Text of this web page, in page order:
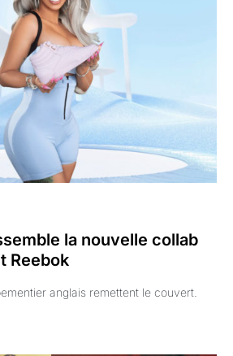
la nouvelle collab
Reebok
anglais remettent le couvert.